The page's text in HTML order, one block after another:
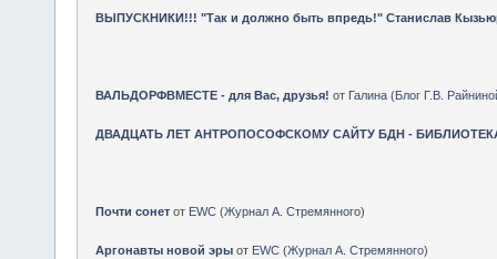
ВЫПУСКНИКИ!!! "Так и должно быть впредь!" Станислав
ВАЛЬДОРФВМЕСТЕ - для Вас, друзья! от Галина(Блог Г.В.
ДВАДЦАТЬ ЛЕТ АНТРОПОСОФСКОМУ САЙТУ БДН -
Почти сонетот EWC(Журнал А. Стремянного)
Аргонавты новой эрыот EWC(Журнал А. Стремянного)